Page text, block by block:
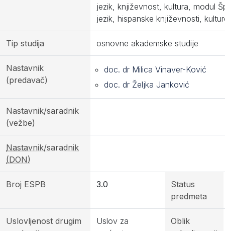
jezik, književnost, kultura, modul
jezik, hispanske književnosti,
Tip studija osnovne akademske studije
Nastavnik
(predavač)
doc. dr Milica Vinaver-Ković
doc. dr Željka Janković
Nastavnik/saradnik
(vežbe)
Nastavnik/saradnik
(DON)
Broj ESPB 3.0
Status
predmeta
Uslovljenost drugim
Uslov za
Oblik